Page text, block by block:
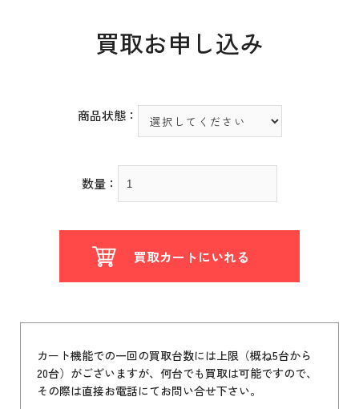
買取お申し込み
商品状態：
数量：
買取カートにいれる
カート機能での一回の買取台数には上限（概ね5台から
20台）がございますが、何台でも買取は可能ですので、
その際は直接お電話にてお問い合せ下さい。